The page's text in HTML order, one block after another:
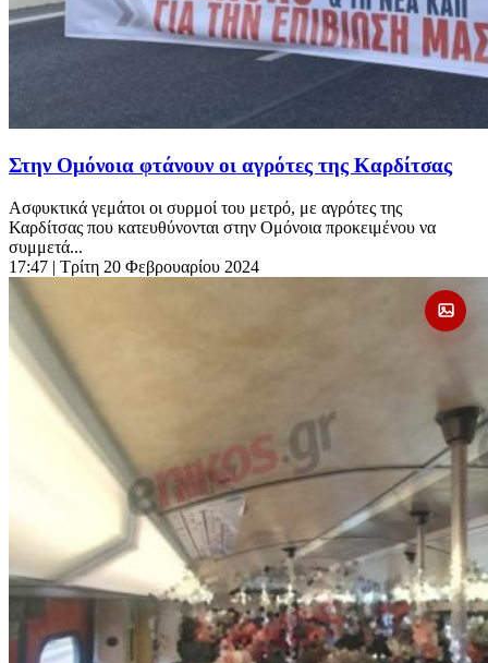
Στην Ομόνοια φτάνουν οι αγρότες της Καρδίτσας
Ασφυκτικά γεμάτοι οι συρμοί του μετρό, με αγρότες της
Καρδίτσας που κατευθύνονται στην Ομόνοια προκειμένου να
συμμετά...
17:47 | Τρίτη 20 Φεβρουαρίου 2024